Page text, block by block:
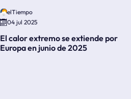
elTiempo
04 jul 2025
El calor extremo se extiende por
Europa en junio de 2025